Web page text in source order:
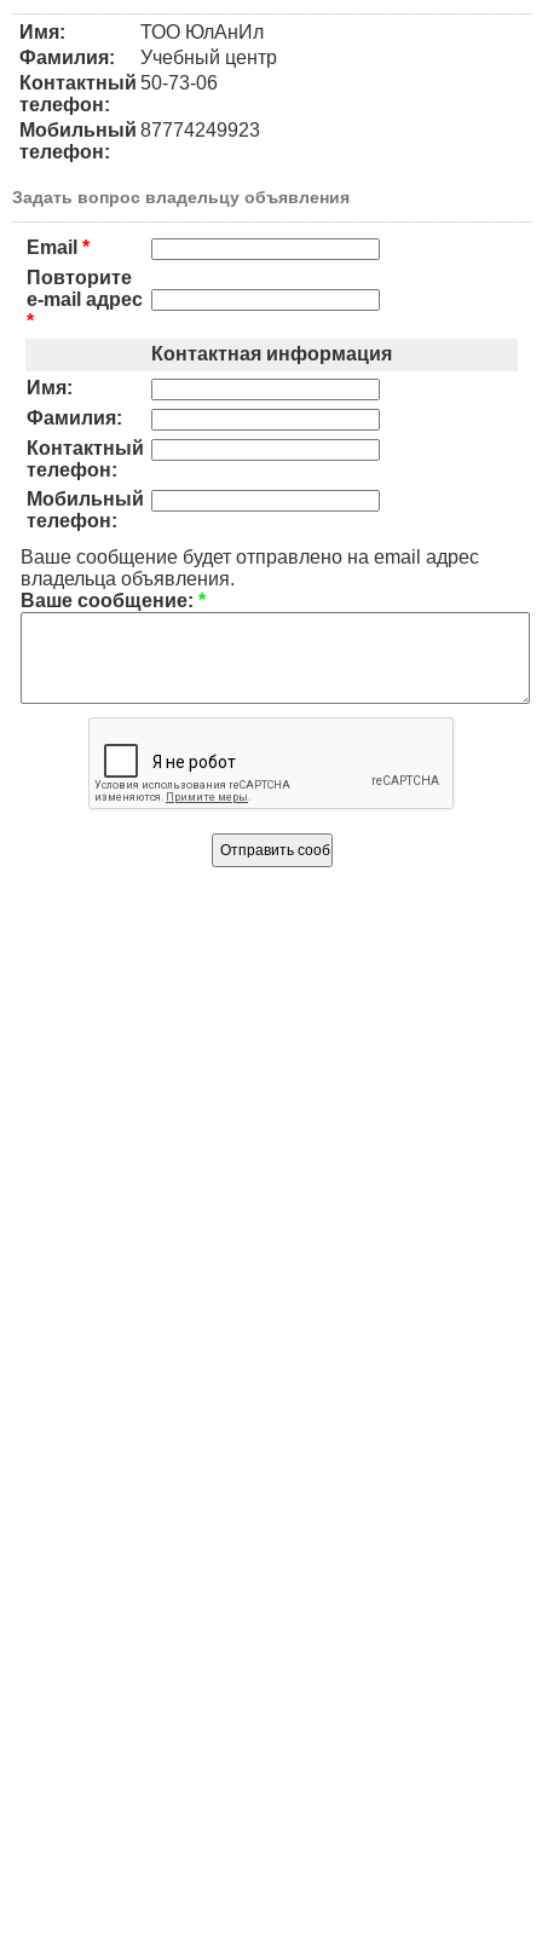
Имя:
ТОО ЮлАнИл
Фамилия:
Учебный центр
Контактный
телефон:
50-73-06
Мобильный
телефон:
87774249923
Задать вопрос владельцу объявления
Email *
Повторите
e-mail адрес
*
Контактная информация
Имя:
Фамилия:
Контактный
телефон:
Мобильный
телефон:
Ваше сообщение будет отправлено на email адрес
владельца объявления.
Ваше сообщение: *